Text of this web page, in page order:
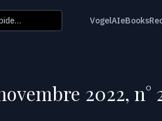
VogelAIeBooks
2022, n°